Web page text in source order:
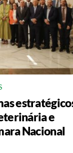
e
Nacional